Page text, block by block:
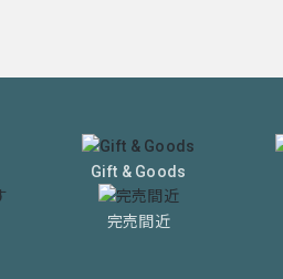
Gift & Goods
完売間近